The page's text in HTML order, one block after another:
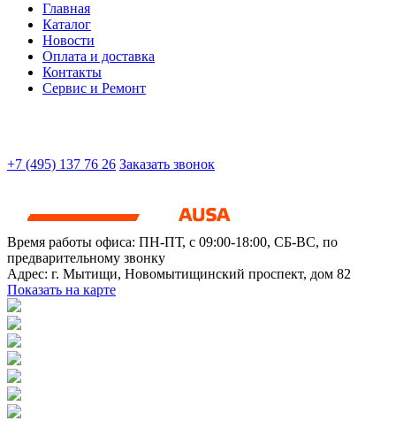
Главная
Каталог
Новости
Оплата и доставка
Контакты
Сервис и Ремонт
+7 (495) 137 76 26 Заказать звонок
Время работы офиса: ПН-ПТ, с 09:00-18:00, СБ-ВС, по
предварительному звонку
Адрес: г. Мытищи, Новомытищинский проспект, дом 82
Показать на карте